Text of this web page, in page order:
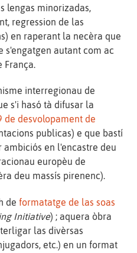
lengas minorizadas,
regression de las
en raperant la necèra que
s'engatgen autant com ac
interregionau de
s'i hasó tà difusar la
de desvolopament de
publicas) e que bastí
en l'encastre deu
europèu de
deu massís pirenenc).
de formatatge de las soas
Initiative) ; aquera òbra
las divèrsas
etc.) en un format